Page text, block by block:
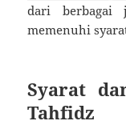
dari berbagai
memenuhi
Syarat
Tahfidz